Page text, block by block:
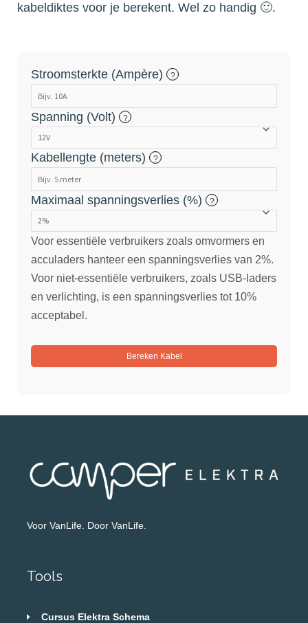
kabeldiktes voor je berekent. Wel zo handig 🙂.
Stroomsterkte (Ampère) ?
Spanning (Volt) ?
Kabellengte (meters) ?
Maximaal spanningsverlies (%) ?
Voor essentiële verbruikers zoals omvormers en
acculaders hanteer een spanningsverlies van 2%.
Voor niet-essentiële verbruikers, zoals USB-laders
en verlichting, is een spanningsverlies tot 10%
acceptabel.
Bereken Kabel
Voor VanLife. Door VanLife.
Tools
Cursus Elektra Schema